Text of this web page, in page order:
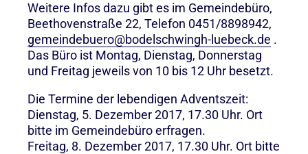
Weitere Infos dazu gibt es im Gemeindebüro,
Beethovenstraße 22, Telefon 0451/8898942,
gemeindebuero@bodelschwingh-luebeck.de .
Das Büro ist Montag, Dienstag, Donnerstag
und Freitag jeweils von 10 bis 12 Uhr besetzt.
Die Termine der lebendigen Adventszeit:
Dienstag, 5. Dezember 2017, 17.30 Uhr. Ort
bitte im Gemeindebüro erfragen.
Freitag, 8. Dezember 2017, 17.30 Uhr. Ort bitte